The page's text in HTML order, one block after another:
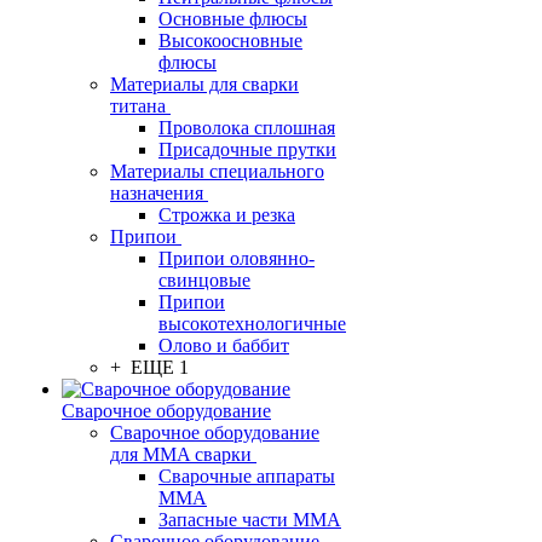
Основные флюсы
Высокоосновные
флюсы
Материалы для сварки
титана
Проволока сплошная
Присадочные прутки
Материалы специального
назначения
Строжка и резка
Припои
Припои оловянно-
свинцовые
Припои
высокотехнологичные
Олово и баббит
+ ЕЩЕ 1
Сварочное оборудование
Сварочное оборудование
для MMA сварки
Сварочные аппараты
MMA
Запасные части MMA